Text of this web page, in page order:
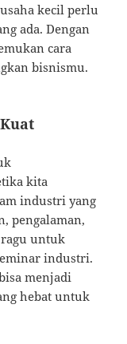
kecil perlu
ada. Dengan
cara
bisnismu.
kita
industri yang
pengalaman,
ragu untuk
industri.
menjadi
hebat untuk